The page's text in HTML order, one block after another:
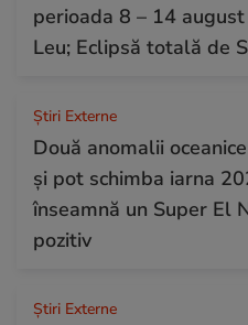
perioada 8 – 14
Leu; Eclipsă totală de
Știri Externe
Două anomalii
și pot schimba iarna
înseamnă un Super El
pozitiv
Știri Externe